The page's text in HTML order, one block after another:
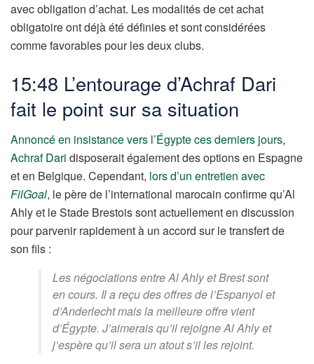
avec obligation d’achat. Les modalités de cet achat
obligatoire ont déjà été définies et sont considérées
comme favorables pour les deux clubs.
15:48 L’entourage d’Achraf Dari
fait le point sur sa situation
Annoncé en insistance vers l’Égypte ces derniers jours,
Achraf Dari disposerait également des options en Espagne
et en Belgique. Cependant, lors d’un entretien avec
FilGoal, le père de l’international marocain confirme qu’Al
Ahly et le Stade Brestois sont actuellement en discussion
pour parvenir rapidement à un accord sur le transfert de
son fils :
Les négociations entre Al Ahly et Brest sont
en cours. Il a reçu des offres de l’Espanyol et
d’Anderlecht mais la meilleure offre vient
d’Égypte. J’aimerais qu’il rejoigne Al Ahly et
j’espère qu’il sera un atout s’il les rejoint.